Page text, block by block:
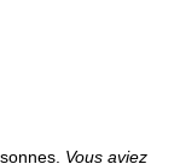
Vous aviez